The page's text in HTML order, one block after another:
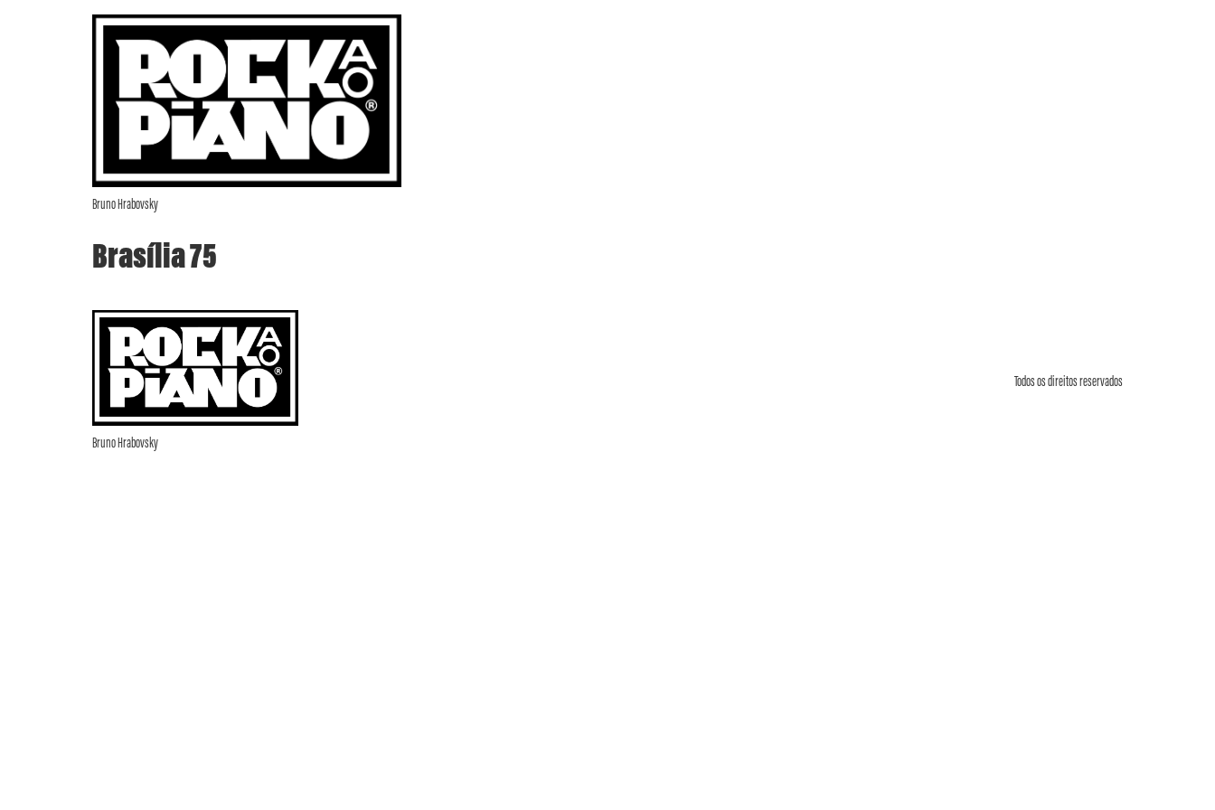
Bruno Hrabovsky
Brasília 75
Bruno Hrabovsky
Todos os direitos reservados